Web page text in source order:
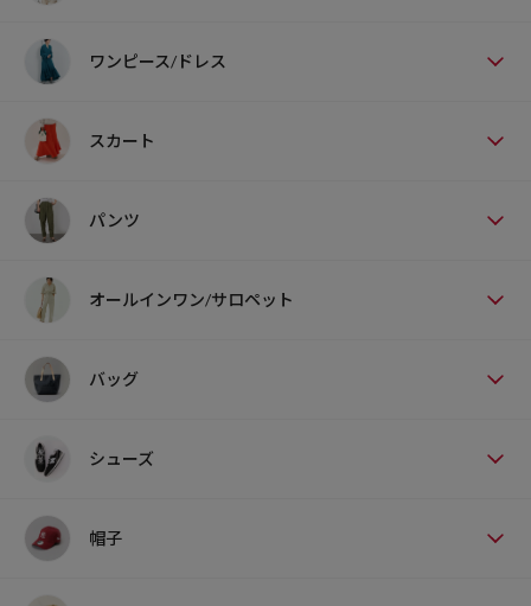
ワンピース/ドレス
スカート
パンツ
オールインワン/サロペット
バッグ
シューズ
帽子